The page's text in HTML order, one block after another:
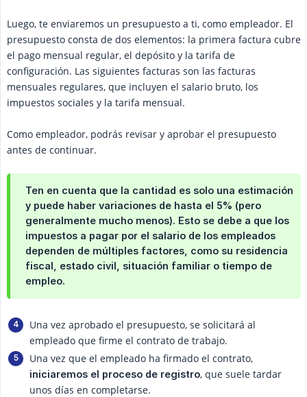
Luego, te enviaremos un presupuesto a ti, como empleador. El
presupuesto consta de dos elementos: la primera factura cubre
el pago mensual regular, el depósito y la tarifa de
configuración. Las siguientes facturas son las facturas
mensuales regulares, que incluyen el salario bruto, los
impuestos sociales y la tarifa mensual.
Como empleador, podrás revisar y aprobar el presupuesto
antes de continuar.
Ten en cuenta que la cantidad es solo una estimación
y puede haber variaciones de hasta el 5% (pero
generalmente mucho menos). Esto se debe a que los
impuestos a pagar por el salario de los empleados
dependen de múltiples factores, como su residencia
fiscal, estado civil, situación familiar o tiempo de
empleo.
Una vez aprobado el presupuesto, se solicitará al
empleado que firme el contrato de trabajo.
Una vez que el empleado ha firmado el contrato,
iniciaremos el proceso de registro, que suele tardar
unos días en completarse.